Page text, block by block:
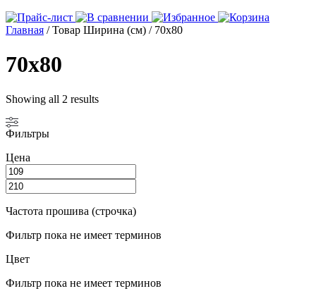
Главная / Товар Ширина (см) / 70х80
70х80
Showing all 2 results
Фильтры
Цена
Частота прошива (строчка)
Фильтр пока не имеет терминов
Цвет
Фильтр пока не имеет терминов